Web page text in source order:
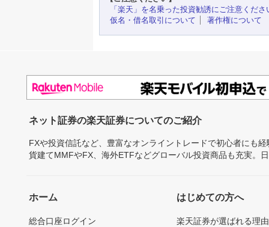
「楽天」を名乗った投資勧誘にご注意くださ
仮名・借名取引について
著作権について
ネット証券の楽天証券についてのご紹介
FXや投資信託など、豊富なオンライントレードで初心者にも
貨建てMMFやFX、海外ETFなどグローバル投資商品も充実。
ホーム
総合口座ログイン
はじめての方へ
楽天証券が選ばれる理由